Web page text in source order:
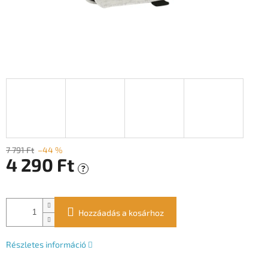
7 791 Ft –44 %
4 290 Ft ?
Hozzáadás a kosárhoz
Részletes információ